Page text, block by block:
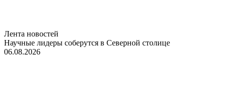
Лента новостей
Научные лидеры соберутся в Северной столице
06.08.2026